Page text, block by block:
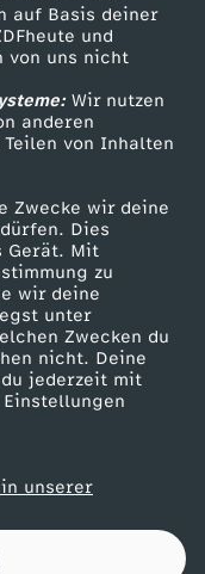
auf Basis deiner
und
von uns nicht
Wir nutzen
anderen
von Inhalten
Zwecke wir deine
Dies
Gerät. Mit
zu
wir deine
unter
Zwecken du
nicht. Deine
jederzeit mit
unserer